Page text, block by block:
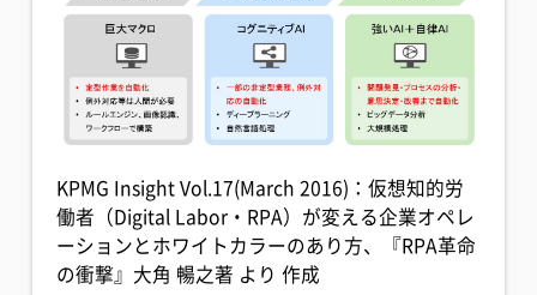
KPMG Insight Vol.17(March 2016)：仮想知的労
働者（Digital Labor・RPA）が変える企業オペレ
ーションとホワイトカラーのあり方、『RPA革命
の衝撃』大角 暢之著 より 作成